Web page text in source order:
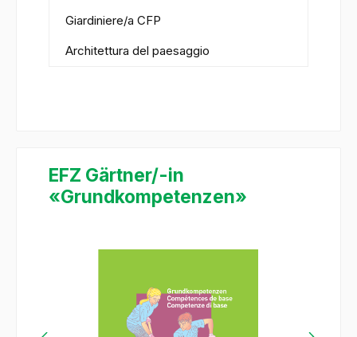
Giardiniere/a CFP
Architettura del paesaggio
EFZ Gärtner/-in
«Grundkompetenzen»